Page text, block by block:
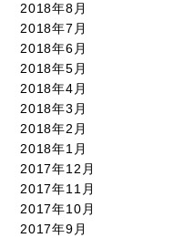
2018年8月
2018年7月
2018年6月
2018年5月
2018年4月
2018年3月
2018年2月
2018年1月
2017年12月
2017年11月
2017年10月
2017年9月